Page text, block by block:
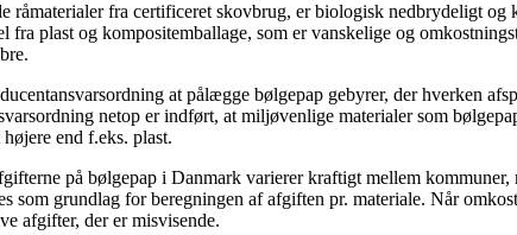
råmaterialer fra certificeret skovbrug, er biologisk nedbrydeligt
fra plast og kompositemballage, som er vanskelige og
at pålægge bølgepap gebyrer, der hverken
netop er indført, at miljøvenlige materialer som
end f.eks. plast.
på bølgepap i Danmark varierer kraftigt mellem
som grundlag for beregningen af afgiften pr. materiale. Når
afgifter, der er misvisende.